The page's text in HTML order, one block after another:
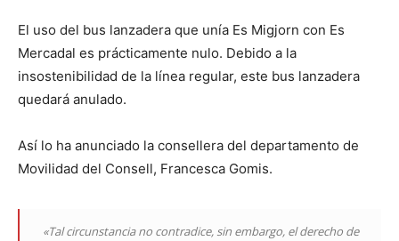
El uso del bus lanzadera que unía Es Migjorn con Es
Mercadal es prácticamente nulo. Debido a la
insostenibilidad de la línea regular, este bus lanzadera
quedará anulado.
Así lo ha anunciado la consellera del departamento de
Movilidad del Consell, Francesca Gomis.
«Tal circunstancia no contradice, sin embargo, el derecho de